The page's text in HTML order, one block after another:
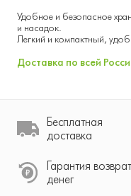
Удобное и безопасное
и насадок.
Легкий и компактный,
Доставка по всей
Бесплатная
доставка
Гарантия
денег